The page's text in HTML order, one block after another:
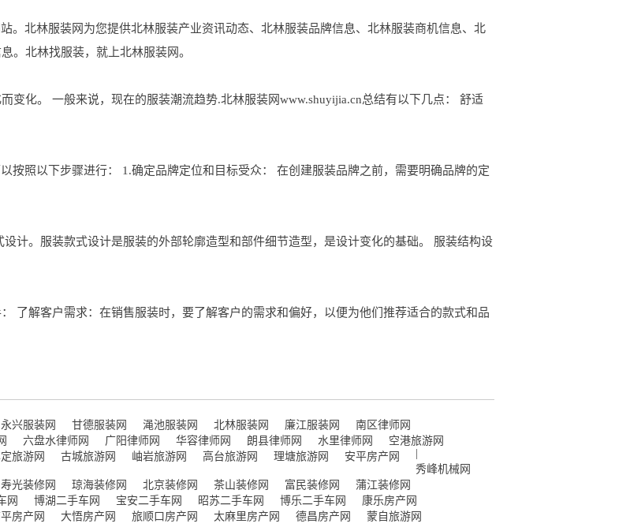
。北林服装网为您提供北林服装产业资讯动态、北林服装品牌信息、北林服装商机信息、北
。北林找服装，就上北林服装网。
变化。 一般来说，现在的服装潮流趋势.北林服装网www.shuyijia.cn总结有以下几点： 舒适
按照以下步骤进行： 1.确定品牌定位和目标受众： 在创建服装品牌之前，需要明确品牌的定
计。服装款式设计是服装的外部轮廓造型和部件细节造型，是设计变化的基础。 服装结构设
了解客户需求：在销售服装时，要了解客户的需求和偏好，以便为他们推荐适合的款式和品
永兴服装网 甘德服装网 渑池服装网 北林服装网 廉江服装网
南区律师网
六盘水律师网 广阳律师网 华容律师网 朗县律师网 水里律师网
空港旅游网
旅游网 古城旅游网 岫岩旅游网 高台旅游网 理塘旅游网 安平房产网
秀峰机械网
寿光装修网 琼海装修网 北京装修网 茶山装修网 富民装修网
蒲江装修网
网 博湖二手车网 宝安二手车网 昭苏二手车网 博乐二手车网
康乐房产网
房产网 大悟房产网 旅顺口房产网 太麻里房产网 德昌房产网 蒙自旅游网